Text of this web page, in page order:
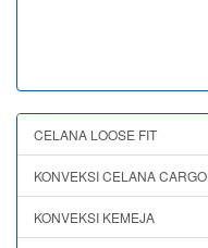
CELANA LOOSE FIT
KONVEKSI CELANA CARGO
KONVEKSI KEMEJA